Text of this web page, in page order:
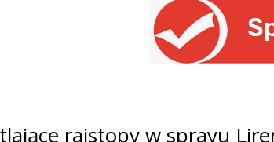
rajstopy w sprayu